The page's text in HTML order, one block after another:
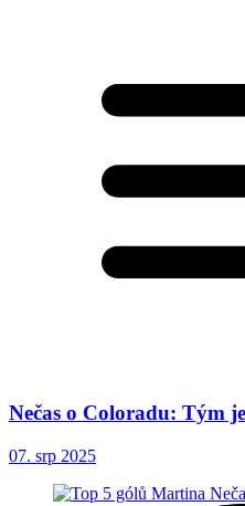
Nečas o Coloradu: Tým
07. srp 2025